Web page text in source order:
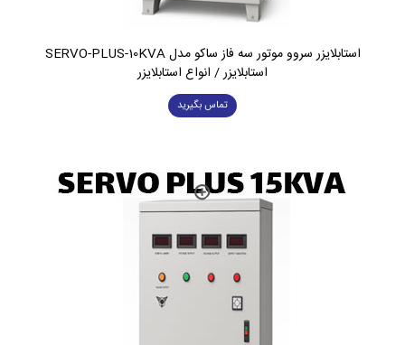
استابلایزر سروو موتور سه فاز ساکو مدل SERVO-PLUS-10KVA
استابلایزر / انواع استابلایزر
تماس بگیرید